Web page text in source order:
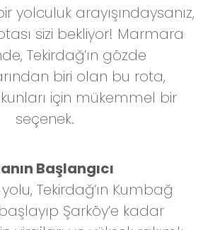
yolculuk arayışındaysanız,
sizi bekliyor! Marmara
Tekirdağ’ın gözde
biri olan bu rota,
için mükemmel bir
seçenek.
Başlangıcı
Tekirdağ’ın Kumbağ
Şarköy’e kadar